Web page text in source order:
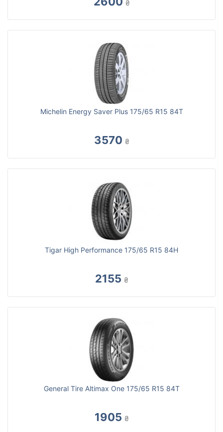
₴
Michelin Energy Saver Plus 175/65 R15 84T
3570 ₴
Tigar High Performance 175/65 R15 84H
2155 ₴
General Tire Altimax One 175/65 R15 84T
1905 ₴